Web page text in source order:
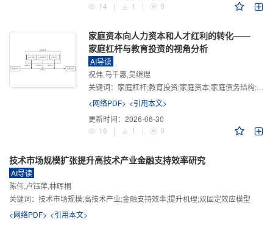
14
| 1 | 0
家庭资本向人力资本和人才红利的转化——
家庭杠杆与教育投资的视角分析
AI导读
祝伟,马千惠,吴继煜
关键词： 家庭杠杆;教育投资;家庭资本;家庭债务结构;CHFS
<网络PDF> <引用本文>
更新时间： 2026-06-30
16
| 1 | 0
技术市场规模扩张提升高技术产业金融支持效率研究
AI导读
陈伟,卢钰萍,林晖桐
关键词： 技术市场规模;高技术产业;金融支持效率;提升机理;双固定效应模型
<网络PDF> <引用本文>